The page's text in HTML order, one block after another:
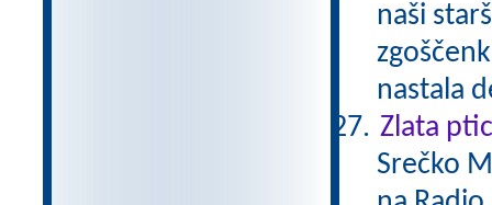
naši
nastala
Zlata
Srečko